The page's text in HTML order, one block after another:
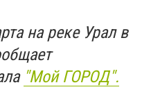
на реке Урал в
"Мой ГОРОД".